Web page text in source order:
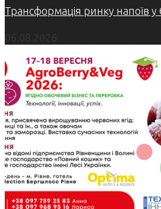
Трансформація ринку напоїв у